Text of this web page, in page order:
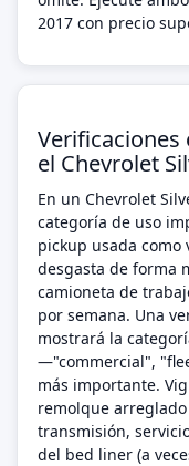
2017 con precio
Verificaciones
el Chevrolet
En un Chevrolet
categoría de uso
pickup usada
desgasta de forma
camioneta de
por semana. Una
mostrará la
—"commercial",
más importante.
remolque
transmisión,
del bed liner (a